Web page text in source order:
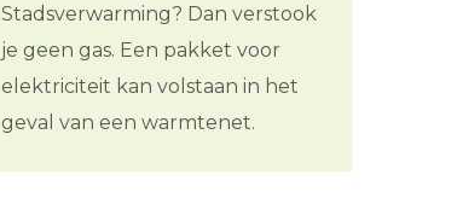
Stadsverwarming? Dan verstook
je geen gas. Een pakket voor
elektriciteit kan volstaan in het
geval van een warmtenet.